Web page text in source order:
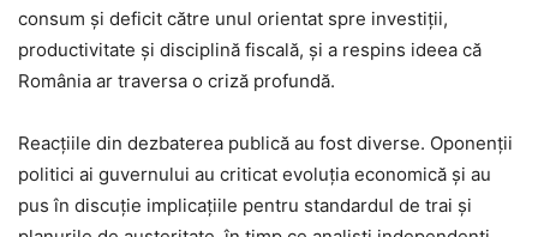
consum și deficit către unul orientat spre investiții,
productivitate și disciplină fiscală, și a respins ideea că
România ar traversa o criză profundă.
Reacțiile din dezbaterea publică au fost diverse. Oponenții
politici ai guvernului au criticat evoluția economică și au
pus în discuție implicațiile pentru standardul de trai și